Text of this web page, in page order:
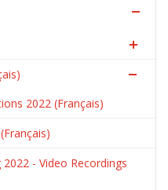
2022 (Français)
- Video Recordings